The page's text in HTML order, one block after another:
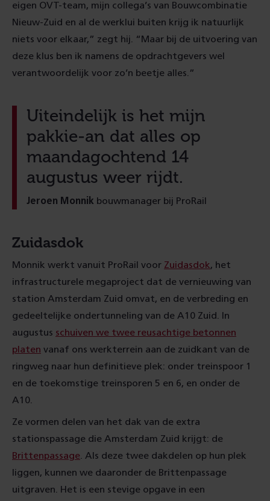
eigen OVT-team, mijn collega’s van Bouwcombinatie
Nieuw-Zuid en al de werklui buiten krijg ik natuurlijk
niets voor elkaar,” zegt hij. “Maar bij de uitvoering van
deze klus ben ik namens de opdrachtgevers wel
verantwoordelijk voor zo’n beetje alles.”
Uiteindelijk is het mijn
pakkie-an dat alles op
maandagochtend 14
augustus weer rijdt.
Jeroen Monnik bouwmanager bij ProRail
Zuidasdok
Monnik werkt vanuit ProRail voor Zuidasdok, het
infrastructurele megaproject dat de vernieuwing van
station Amsterdam Zuid omvat, en de verbreding en
gedeeltelijke ondertunneling van de A10 Zuid. In
augustus schuiven we twee reusachtige betonnen
platen vanaf ons werkterrein aan de zuidkant van de
ringweg naar hun definitieve plek: onder treinspoor 1
en de toekomstige treinsporen 5 en 6, en onder de
A10.
Ze vormen delen van het dak van de extra
stationspassage die Amsterdam Zuid krijgt: de
Brittenpassage . Als deze twee dakdelen op hun plek
liggen, kunnen we daaronder de Brittenpassage
uitgraven. Het is een stevige opgave in een